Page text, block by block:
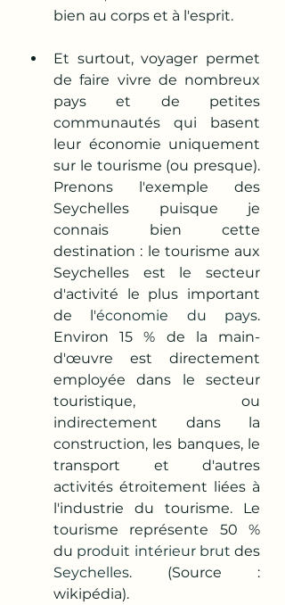
bien au corps et à l'esprit.
Et surtout, voyager permet
de faire vivre de nombreux
pays et de petites
communautés qui basent
leur économie uniquement
sur le tourisme (ou presque).
Prenons l'exemple des
Seychelles puisque je
connais bien cette
destination : le tourisme aux
Seychelles est le secteur
d'activité le plus important
de l'économie du pays.
Environ 15 % de la main-
d'œuvre est directement
employée dans le secteur
touristique, ou
indirectement dans la
construction, les banques, le
transport et d'autres
activités étroitement liées à
l'industrie du tourisme. Le
tourisme représente 50 %
du produit intérieur brut
Seychelles. (Source :
wikipédia).